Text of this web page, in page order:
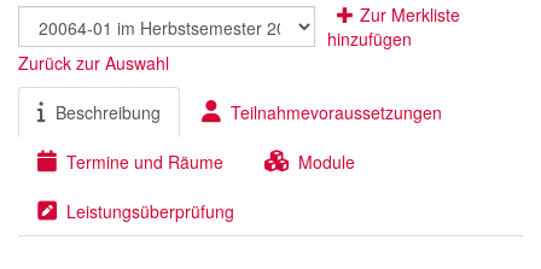
Zur Merkliste
hinzufügen
Zurück zur Auswahl
Beschreibung Teilnahmevoraussetzungen
Termine und Räume Module
Leistungsüberprüfung